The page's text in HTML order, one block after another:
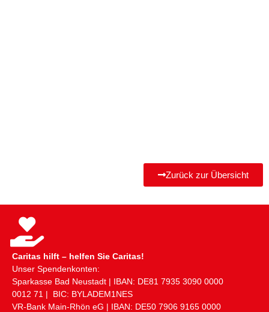
Zurück zur Übersicht
Caritas hilft – helfen Sie Caritas!
Unser Spendenkonten:
Sparkasse Bad Neustadt | IBAN: DE81 ​7935 ​3090 ​0000 ​
0012 ​71 | BIC: BYLADEM1NES
VR-Bank Main-Rhön eG | IBAN: DE50 ​7906 ​9165 ​0000 ​